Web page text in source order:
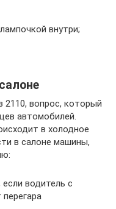
внутри;
2110, вопрос, который
автомобилей.
в холодное
в салоне машины,
водитель с